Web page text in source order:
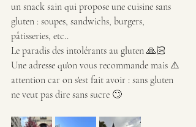
un snack sain qui propose une cuisine sans
gluten : soupes, sandwichs, burgers,
pâtisseries, etc..
Le paradis des intolérants au gluten 🙏🏻
Une adresse qu'on vous recommande mais ⚠️
attention car on s'est fait avoir : sans gluten
ne veut pas dire sans sucre 🙄